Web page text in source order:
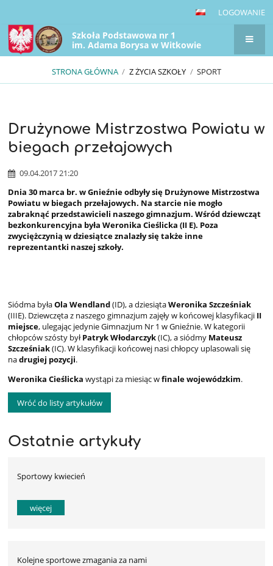
LOGOWANIE
Szkoła Podstawowa nr 1
im. Adama Borysa w Witkowie
STRONA GŁÓWNA / Z ŻYCIA SZKOŁY / SPORT
Sport
Drużynowe Mistrzostwa Powiatu w
biegach przełajowych
09.04.2017 21:20
Dnia 30 marca br. w Gnieźnieodbyły się Drużynowe Mistrzostwa
Powiatu w biegach przełajowych. Na starcie nie mogło
zabraknąć przedstawicieli naszego gimnazjum. Wśród dziewcząt
bezkonkurencyjna była Weronika Cieślicka (II E). Poza
zwyciężczynią w dziesiątce znalazły się także inne
reprezentantki naszej szkoły.
Siódma byłaOla Wendland(ID), a dziesiątaWeronika Szcześniak
(IIIE). Dziewczęta z naszego gimnazjum zajęły w końcowej klasyfikacji II
miejsce, ulegając jedynie Gimnazjum Nr 1 w Gnieźnie. W kategorii
chłopców szósty byłPatryk Włodarczyk(IC), a siódmy Mateusz
Szcześniak(IC). W klasyfikacji końcowej nasi chłopcy uplasowali się
nadrugiej pozycji.
Weronika Cieślicka wystąpi za miesiąc wfinale wojewódzkim.
Wróć do listy artykułów
Ostatnie artykuły
Sportowy kwiecień
więcej
Kolejne sportowe zmagania za nami